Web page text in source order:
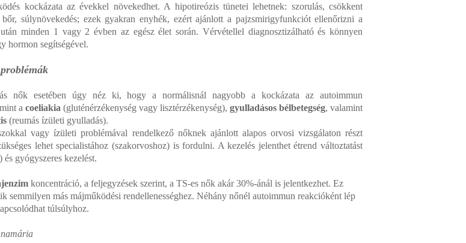
kockázata az évekkel növekedhet. A hipotireózis tünetei lehetnek: szorulás, csökkent
bőr, súlynövekedés; ezek gyakran enyhék, ezért ajánlott a pajzsmirigyfunkciót ellenőrizni a
minden 1 vagy 2 évben az egész élet során. Vérvétellel diagnosztizálható és könnyen
hormon segítségével.
nők esetében úgy néz ki, hogy a normálisnál nagyobb a kockázata az autoimmun
a coeliakia (gluténérzékenység vagy lisztérzékenység), gyulladásos bélbetegség, valamint
(reumás ízületi gyulladás).
vagy ízületi problémával rendelkező nőknek ajánlott alapos orvosi vizsgálaton részt
lehet specialistához (szakorvoshoz) is fordulni. A kezelés jelenthet étrend változtatást
és gyógyszeres kezelést.
koncentráció, a feljegyzések szerint, a TS-es nők akár 30%-ánál is jelentkezhet. Ez
semmilyen más májműködési rendellenességhez. Néhány nőnél autoimmun reakcióként lép
túlsúlyhoz.